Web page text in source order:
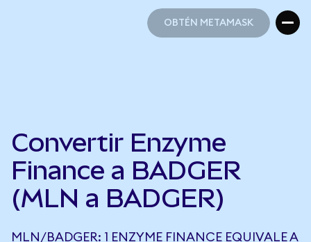
OBTÉN METAMASK
Convertir Enzyme
Finance a BADGER
(MLN a BADGER)
MLN/BADGER: 1 ENZYME FINANCE EQUIVALE A